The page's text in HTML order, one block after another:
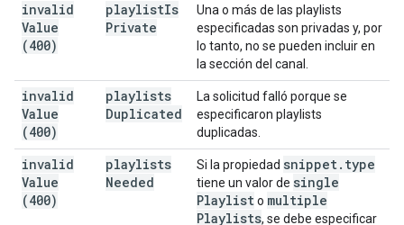
invalid
Value
(400)
playlistIs
Private
Una o más de las playlists
especificadas son privadas y, por
lo tanto, no se pueden incluir en
la sección del canal.
invalid
Value
(400)
playlists
Duplicated
La solicitud falló porque se
especificaron playlists
duplicadas.
invalid
Value
(400)
playlists
Needed
Si la propiedad snippet. type
tiene un valor de single
Playlisto multiple
Playlists, se debe especificar